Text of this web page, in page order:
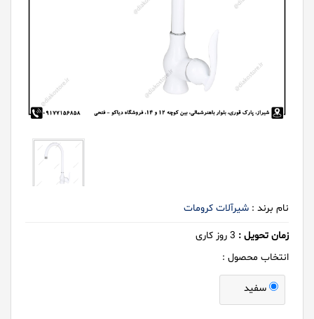
نام برند : شیرآلات کرومات
زمان تحویل : 3 روز کاری
انتخاب محصول :
سفید